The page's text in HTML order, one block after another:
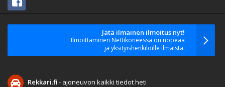
Jätä ilmainen ilmoitus nyt!
Ilmoittaminen Nettikoneessa on nopeaa
ja yksityishenkilöille ilmaista.
Rekkari.fi- ajoneuvon kaikki tiedot heti